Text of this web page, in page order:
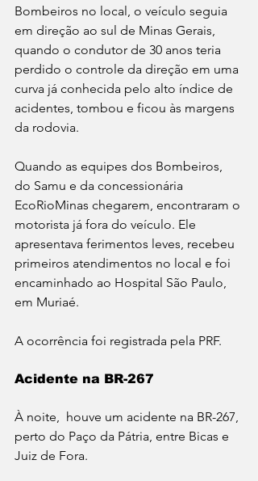
Bombeiros no local, o veículo seguia
em direção ao sul de Minas Gerais,
quando o condutor de 30 anos teria
perdido o controle da direção em uma
curva já conhecida pelo alto índice de
acidentes, tombou e ficou às margens
da rodovia.
Quando as equipes dos Bombeiros,
do Samu e da concessionária
EcoRioMinas chegarem, encontraram o
motorista já fora do veículo. Ele
apresentava ferimentos leves, recebeu
primeiros atendimentos no local e foi
encaminhado ao Hospital São Paulo,
em Muriaé.
A ocorrência foi registrada pela PRF.
Acidente na BR-267
À noite,  houve um acidente na BR-267,
perto do Paço da Pátria, entre Bicas e
Juiz de Fora.